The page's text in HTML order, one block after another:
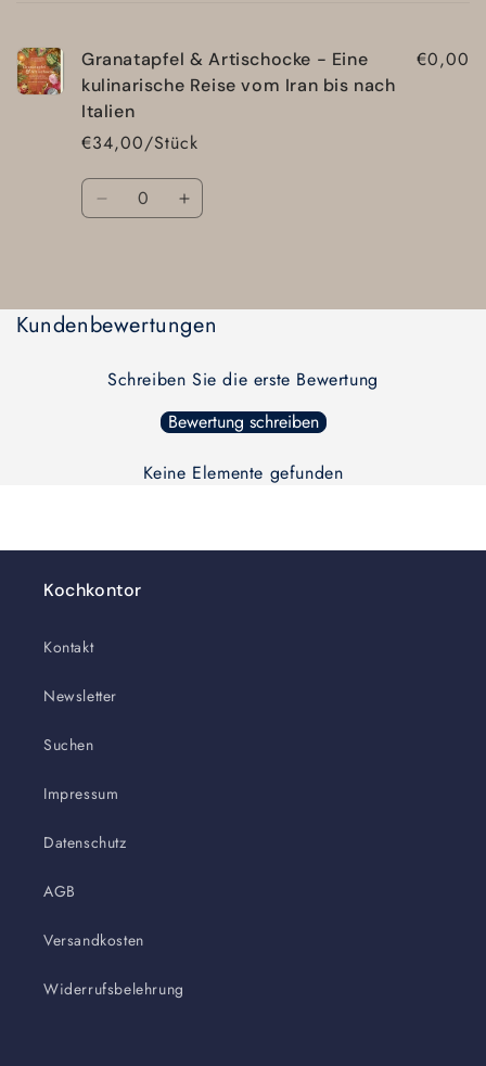
Granatapfel & Artischocke - Eine
kulinarische Reise vom Iran bis nach
Italien
€34,00/Stück
€0,00
Anzahl
Verringere
Title
Erhöhe
Title
geladen ...
Kundenbewertungen
Schreiben Sie die erste Bewertung
Bewertung schreiben
Keine Elemente gefunden
Kochkontor
Kontakt
Newsletter
Suchen
Impressum
Datenschutz
AGB
Versandkosten
Widerrufsbelehrung